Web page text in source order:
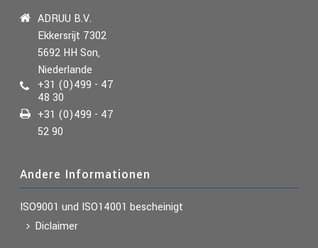
ADRUU B.V.
Ekkersrijt 7302
5692 HH Son,
Niederlande
+31 (0)499 - 47
48 30
+31 (0)499 - 47
52 90
Andere Informationen
ISO9001 und ISO14001bescheinigt
Diclaimer